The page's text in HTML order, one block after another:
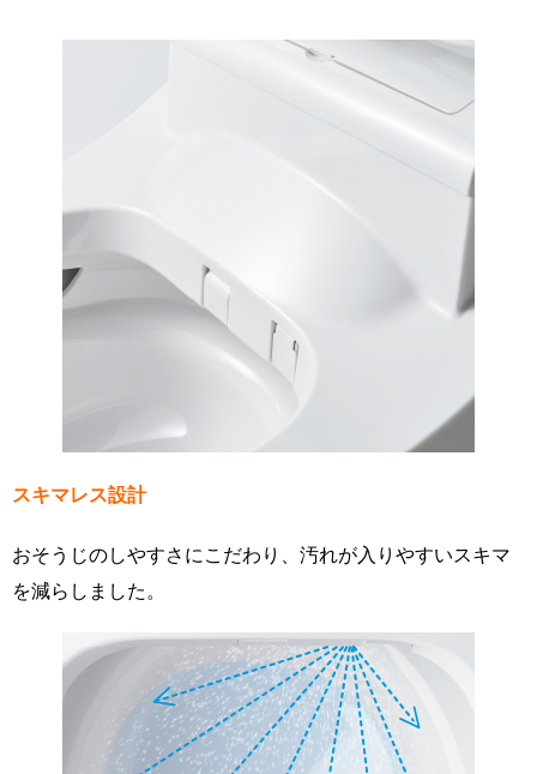
スキマレス設計
おそうじのしやすさにこだわり、汚れが入りやすいスキマ
を減らしました。